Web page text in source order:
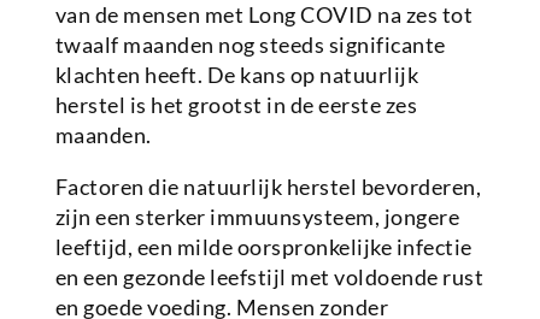
van de mensen met Long COVID na zes tot
twaalf maanden nog steeds significante
klachten heeft. De kans op natuurlijk
herstel is het grootst in de eerste zes
maanden.
Factoren die natuurlijk herstel bevorderen,
zijn een sterker immuunsysteem, jongere
leeftijd, een milde oorspronkelijke infectie
en een gezonde leefstijl met voldoende rust
en goede voeding. Mensen zonder